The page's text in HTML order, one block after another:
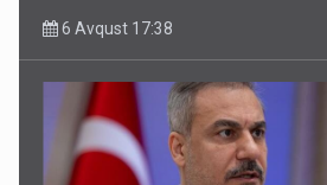
6 Avqust 17:38